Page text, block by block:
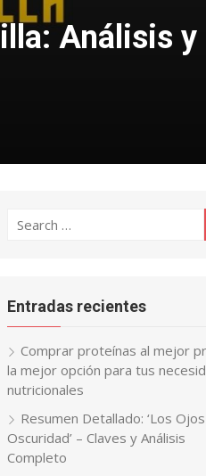
Análisis y
Search
Entradas recientes
Comprar proteínas al mejor
la mejor opción para tus
nutricionales
Resumen Detallado: ‘Los
Oscuridad’ – Claves y Análisis
Completo